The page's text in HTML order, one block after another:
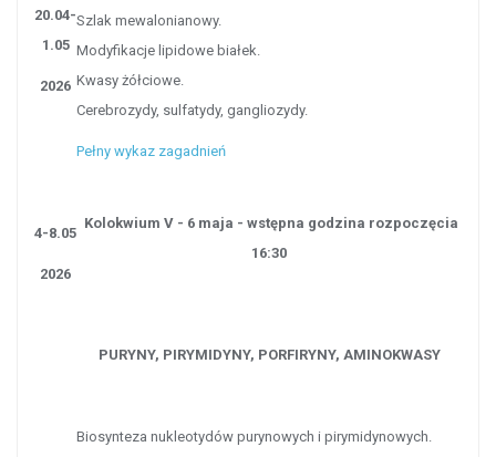
20.04-
1.05
2026
Szlak mewalonianowy.
Modyfikacje lipidowe białek.
Kwasy żółciowe.
Cerebrozydy, sulfatydy, gangliozydy.
Pełny wykaz zagadnień
4-8.05
2026
Kolokwium V - 6 maja - wstępna godzina rozpoczęcia
16:30
PURYNY, PIRYMIDYNY, PORFIRYNY, AMINOKWASY
Biosynteza nukleotydów purynowych i pirymidynowych.